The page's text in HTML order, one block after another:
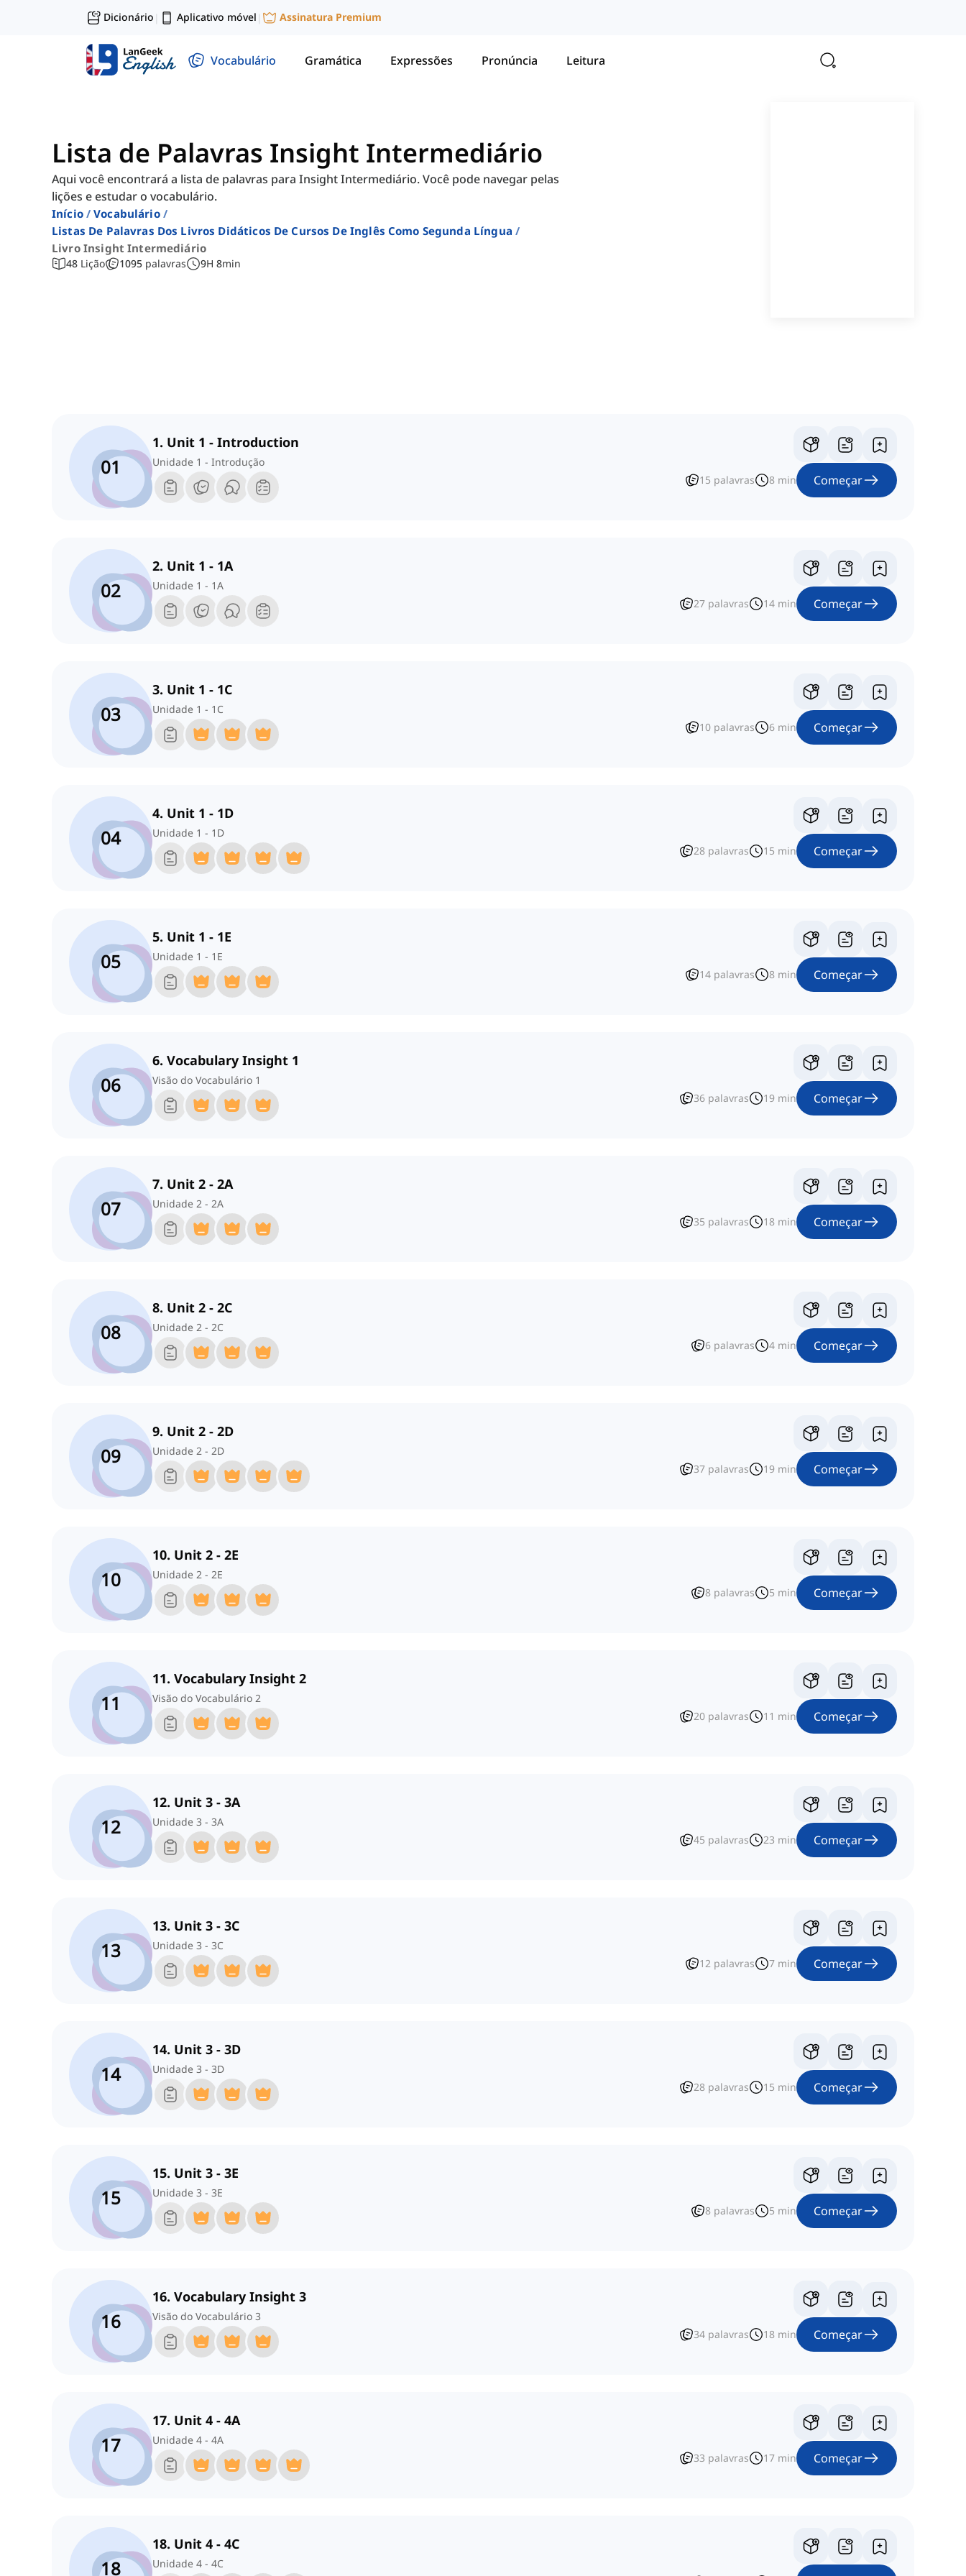
Dicionário | Aplicativo móvel | Assinatura Premium
Vocabulário Gramática Expressões Pronúncia Leitura
Lista de Palavras Insight Intermediário
Aqui você encontrará a lista de palavras para Insight Intermediário. Você pode navegar pelas
lições e estudar o vocabulário.
Início
Vocabulário
Listas De Palavras Dos Livros Didáticos De Cursos De Inglês Como Segunda Língua
Livro Insight Intermediário
48 Lição 1095 palavras 9H 8min
01
1. Unit 1 - Introduction
Unidade 1 - Introdução
15 palavras 8 min Começar
02
2. Unit 1 - 1A
Unidade 1 - 1A
27 palavras 14 min Começar
03
3. Unit 1 - 1C
Unidade 1 - 1C
10 palavras 6 min Começar
04
4. Unit 1 - 1D
Unidade 1 - 1D
28 palavras 15 min Começar
05
5. Unit 1 - 1E
Unidade 1 - 1E
14 palavras 8 min Começar
06
6. Vocabulary Insight 1
Visão do Vocabulário 1
36 palavras 19 min Começar
07
7. Unit 2 - 2A
Unidade 2 - 2A
35 palavras 18 min Começar
08
8. Unit 2 - 2C
Unidade 2 - 2C
6 palavras 4 min Começar
09
9. Unit 2 - 2D
Unidade 2 - 2D
37 palavras 19 min Começar
10
10. Unit 2 - 2E
Unidade 2 - 2E
8 palavras 5 min Começar
11
11. Vocabulary Insight 2
Visão do Vocabulário 2
20 palavras 11 min Começar
12
12. Unit 3 - 3A
Unidade 3 - 3A
45 palavras 23 min Começar
13
13. Unit 3 - 3C
Unidade 3 - 3C
12 palavras 7 min Começar
14
14. Unit 3 - 3D
Unidade 3 - 3D
28 palavras 15 min Começar
15
15. Unit 3 - 3E
Unidade 3 - 3E
8 palavras 5 min Começar
16
16. Vocabulary Insight 3
Visão do Vocabulário 3
34 palavras 18 min Começar
17
17. Unit 4 - 4A
Unidade 4 - 4A
33 palavras 17 min Começar
18
18. Unit 4 - 4C
Unidade 4 - 4C